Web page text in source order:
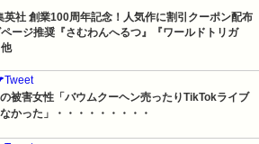
英社 創業100周年記念！人気作に割引クーポン配布
ージ推奨『さむわんへるつ』『ワールドトリガ
被害女性「バウムクーヘン売ったりTikTokライブ
かった」・・・・・・・・・